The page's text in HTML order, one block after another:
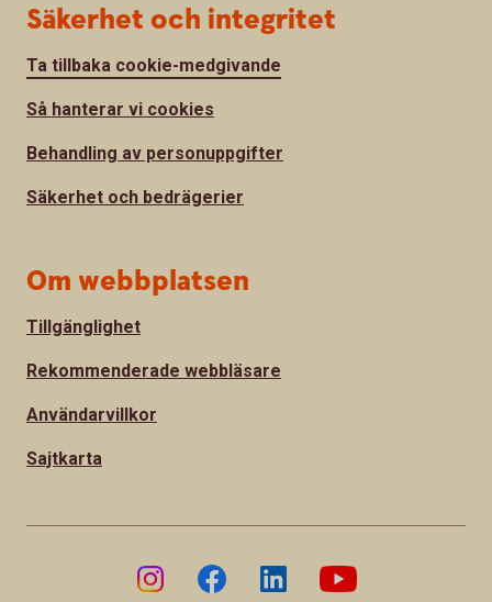
Säkerhet och integritet
Ta tillbaka cookie-medgivande
Så hanterar vi cookies
Behandling av personuppgifter
Säkerhet och bedrägerier
Om webbplatsen
Tillgänglighet
Rekommenderade webbläsare
Användarvillkor
Sajtkarta